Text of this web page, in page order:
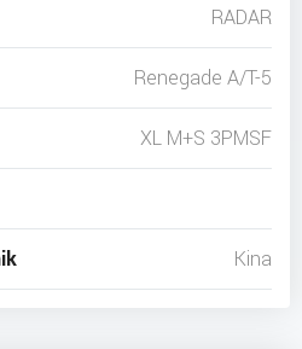
RADAR
Renegade A/T-5
XL M+S 3PMSF
Kina